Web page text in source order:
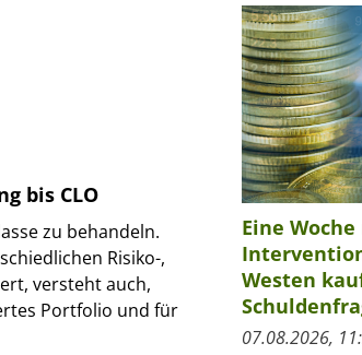
bis CLO
zu behandeln.
Risiko-,
versteht auch,
Portfolio und für
Eine
Westen
07.08.2026,